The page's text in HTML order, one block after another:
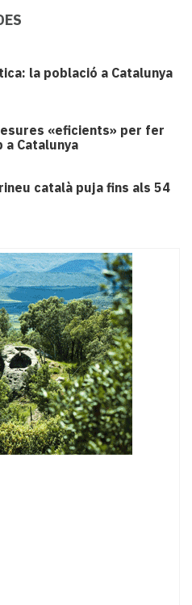
la població a Catalunya
«eficients» per fer
Catalunya
català puja fins als 54